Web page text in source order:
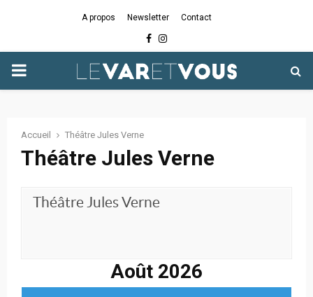
A propos Newsletter Contact
Facebook
Instagram
PRIMARY
Accueil Théâtre Jules Verne
Théâtre Jules Verne
Théâtre Jules Verne
Août 2026